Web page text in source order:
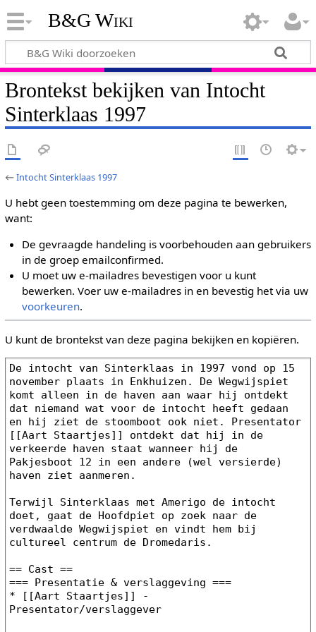
B&G Wiki
Brontekst bekijken van Intocht
Sinterklaas 1997
←Intocht Sinterklaas 1997
U hebt geen toestemming om deze pagina te bewerken,
want:
De gevraagde handeling is voorbehouden aan gebruikers
in de groep emailconfirmed.
U moet uw e-mailadres bevestigen voor u kunt
bewerken. Voer uw e-mailadres in en bevestig het via uw
voorkeuren.
U kunt de brontekst van deze pagina bekijken en kopiëren.